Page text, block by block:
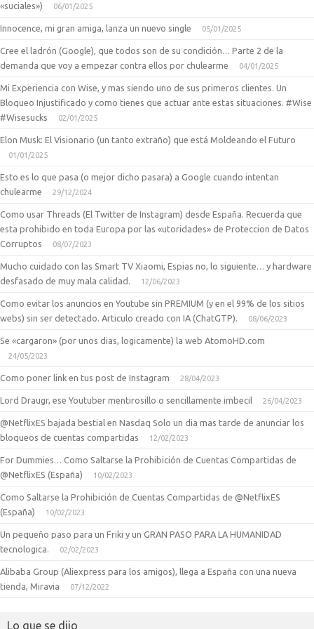
«suciales») 06/01/2025
Innocence, mi gran amiga, lanza un nuevo single 05/01/2025
Cree el ladrón (Google), que todos son de su condición… Parte 2 de la
demanda que voy a empezar contra ellos por chulearme
04/01/2025
Mi Experiencia con Wise, y mas siendo uno de sus primeros clientes. Un
Bloqueo Injustificado y como tienes que actuar ante estas situaciones. #Wise
#Wisesucks
02/01/2025
Elon Musk: El Visionario (un tanto extraño) que está Moldeando el Futuro
01/01/2025
Esto es lo que pasa (o mejor dicho pasara) a Google cuando intentan
chulearme
29/12/2024
Como usar Threads (El Twitter de Instagram) desde España. Recuerda que
esta prohibido en toda Europa por las «utoridades» de Proteccion de Datos
Corruptos
08/07/2023
Mucho cuidado con las Smart TV Xiaomi, Espias no, lo siguiente… y hardware
desfasado de muy mala calidad.
12/06/2023
Como evitar los anuncios en Youtube sin PREMIUM (y en el 99% de los sitios
webs) sin ser detectado. Articulo creado con IA (ChatGTP).
08/06/2023
Se «cargaron» (por unos dias, logicamente) la web AtomoHD.com
24/05/2023
Como poner link en tus post de Instagram 28/04/2023
Lord Draugr, ese Youtuber mentirosillo o sencillamente imbecil 26/04/2023
@NetflixES bajada bestial en Nasdaq Solo un dia mas tarde de anunciar los
bloqueos de cuentas compartidas
12/02/2023
For Dummies… Como Saltarse la Prohibición de Cuentas Compartidas de
@NetflixES (España)
10/02/2023
Como Saltarse la Prohibición de Cuentas Compartidas de @NetflixES
(España)
10/02/2023
Un pequeño paso para un Friki y un GRAN PASO PARA LA HUMANIDAD
tecnologica.
02/02/2023
Alibaba Group (Aliexpress para los amigos), llega a España con una nueva
tienda, Miravia
07/12/2022
Lo que se dijo